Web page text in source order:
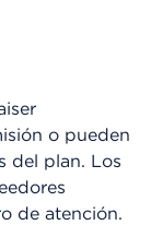
o pueden
del plan. Los
de atención.